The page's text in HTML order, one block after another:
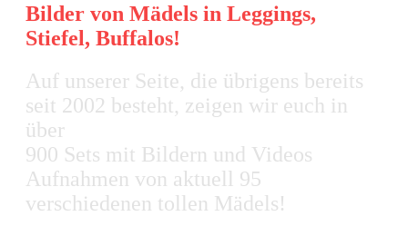
Bilder von Mädels in Leggings,
Stiefel, Buffalos!
Auf unserer Seite, die übrigens bereits
seit 2002 besteht, zeigen wir euch in
über
900 Sets mit Bildern und Videos
Aufnahmen von aktuell 95
verschiedenen tollen Mädels!